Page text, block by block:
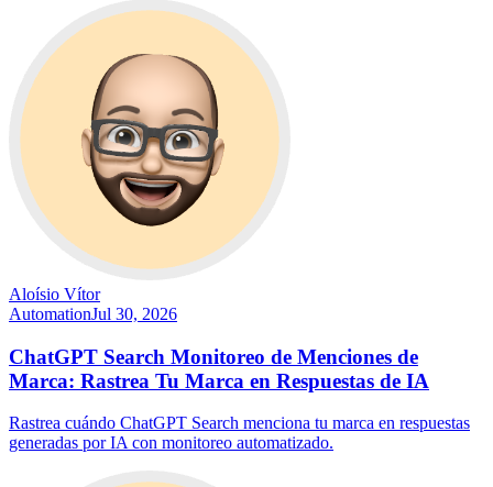
Aloísio Vítor
AutomationJul 30, 2026
ChatGPT Search Monitoreo de Menciones de
Marca: Rastrea Tu Marca en Respuestas de IA
Rastrea cuándo ChatGPT Search menciona tu marca en respuestas
generadas por IA con monitoreo automatizado.